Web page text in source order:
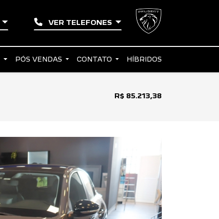
VER TELEFONES
PÓS VENDAS CONTATO HÍBRIDOS
R$ 85.213,38